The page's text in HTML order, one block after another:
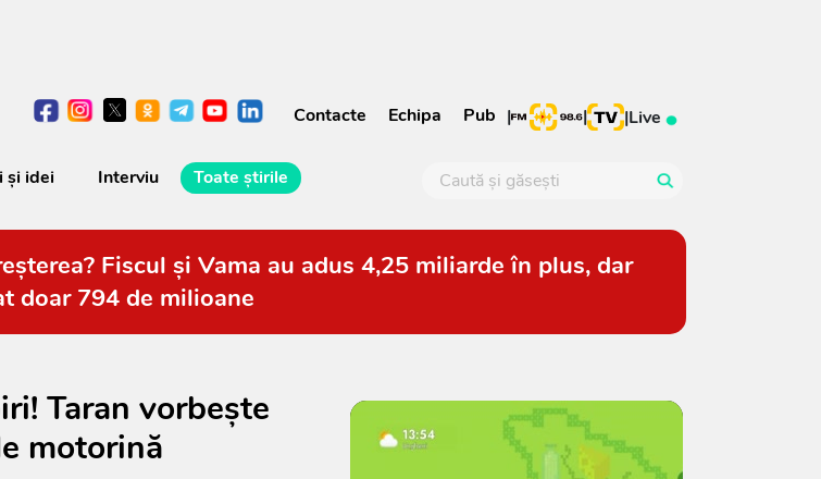
Contacte Echipa Pub | | |Live
şi idei Interviu Toate știrile
Fiscul și Vama au adus 4,25 miliarde în plus, dar
doar 794 de milioane
Taran vorbește
motorină